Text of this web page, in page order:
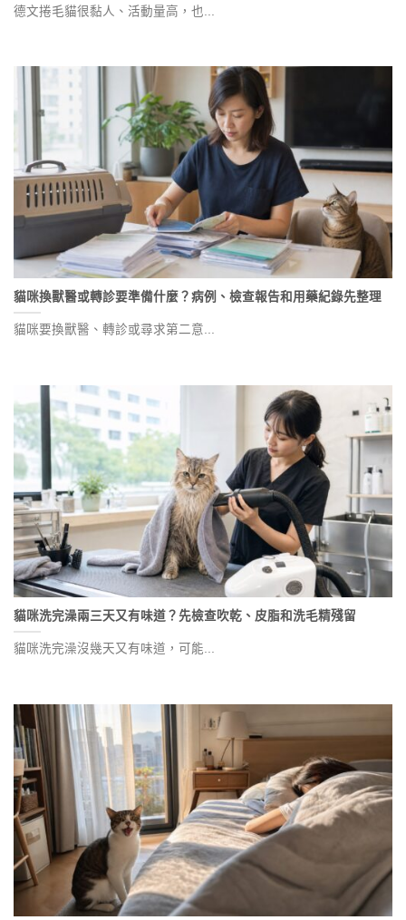
德文捲毛貓很黏人、活動量高，也...
貓咪換獸醫或轉診要準備什麼？病例、檢查報告和用藥紀錄先整理
貓咪要換獸醫、轉診或尋求第二意...
貓咪洗完澡兩三天又有味道？先檢查吹乾、皮脂和洗毛精殘留
貓咪洗完澡沒幾天又有味道，可能...